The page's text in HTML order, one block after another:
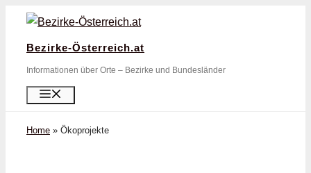
Zum
springen
Bezirke-Österreich.at
Informationen über Orte – Bezirke und Bundesländer
Home » Ökoprojekte